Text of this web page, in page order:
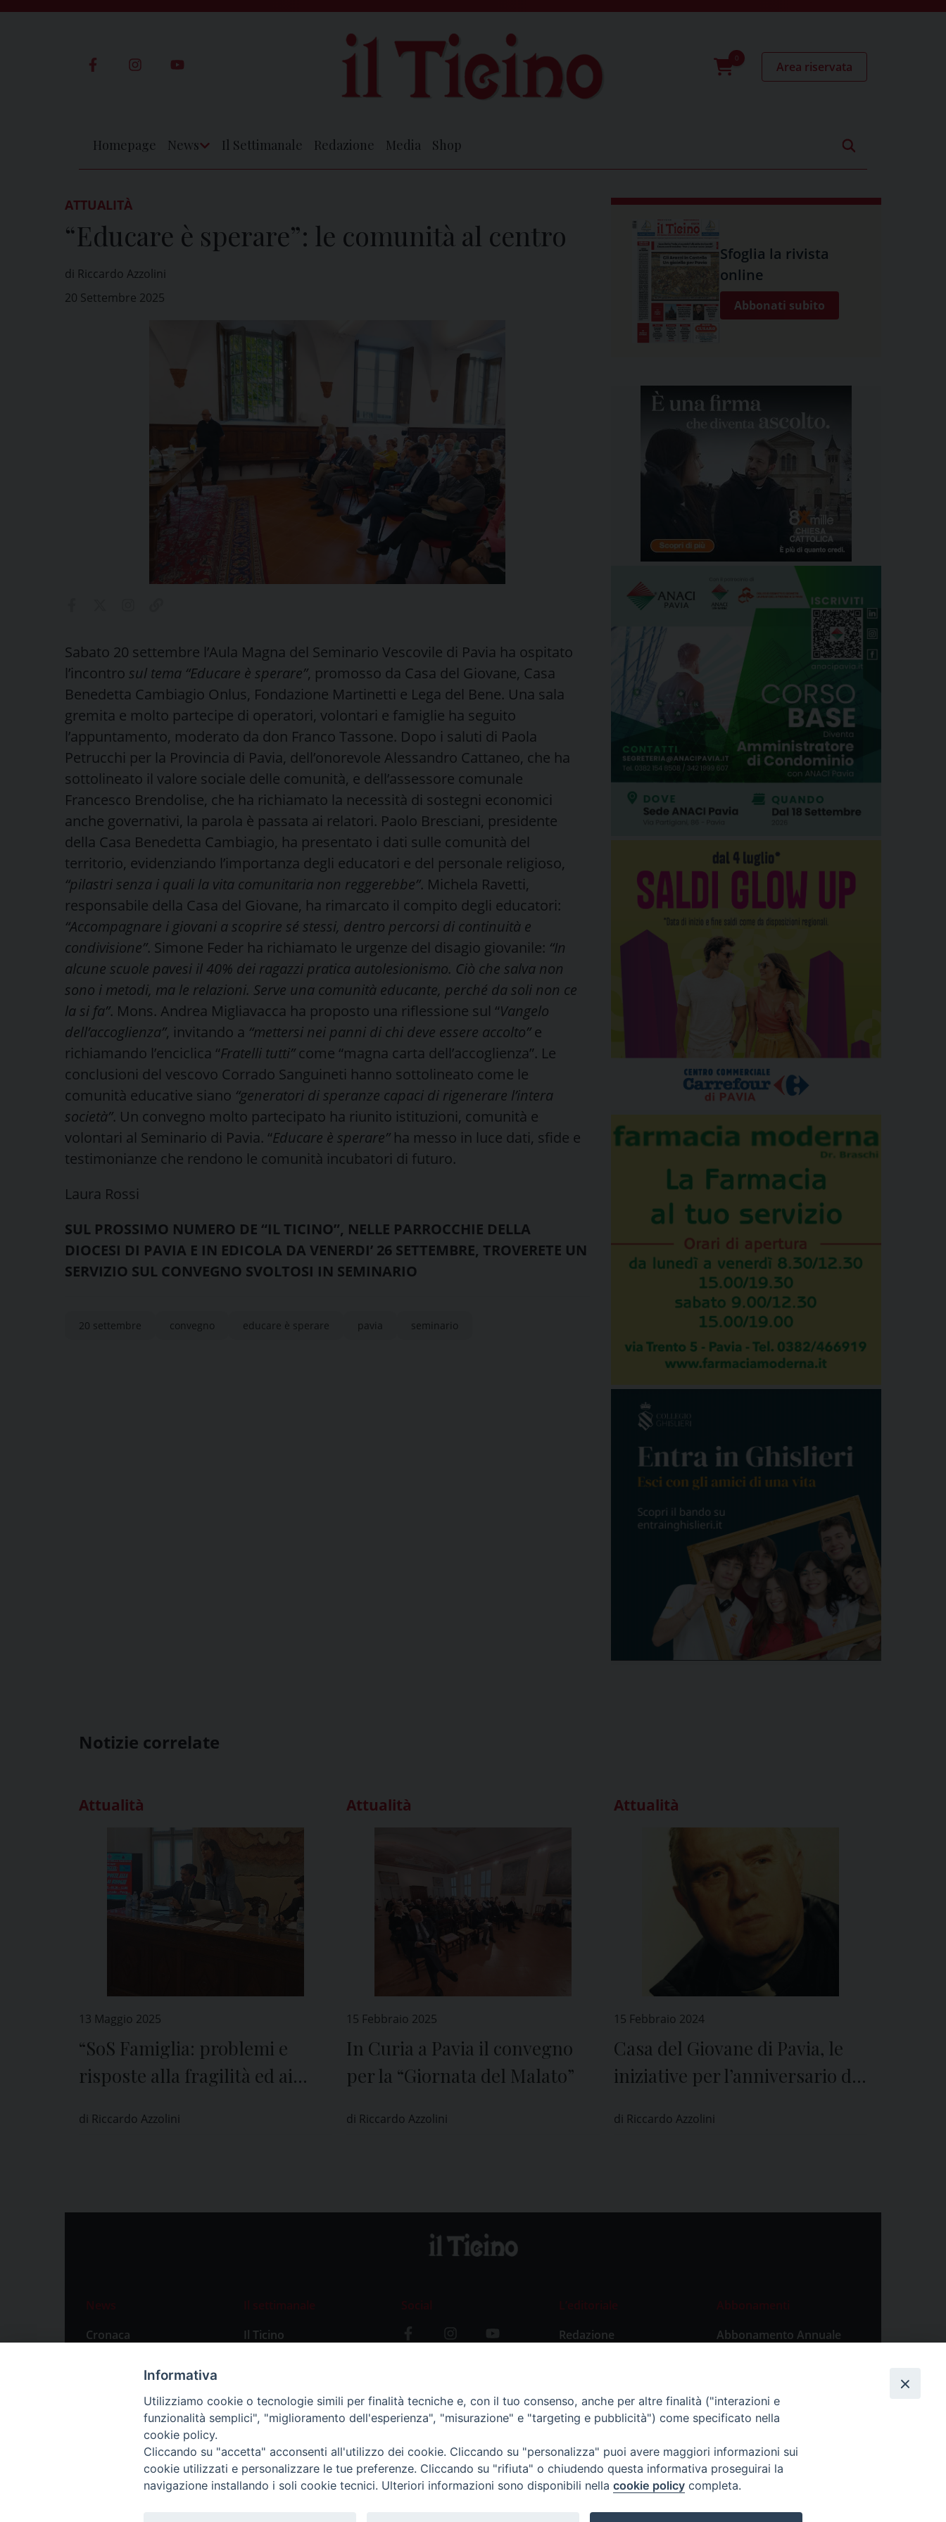
0
Area riservata
Homepage News Il Settimanale Redazione Media Shop
ATTUALITÀ
“Educare è sperare”: le comunità al centro
di Riccardo Azzolini
20 Settembre 2025
Sabato 20 settembre l’Aula Magna del Seminario Vescovile di Pavia ha ospitato
l’incontro sul tema “Educare è sperare”, promosso da Casa del Giovane, Casa
Benedetta Cambiagio Onlus, Fondazione Martinetti e Lega del Bene. Una sala
gremita e molto partecipe di operatori, volontari e famiglie ha seguito
l’appuntamento, moderato da don Franco Tassone. Dopo i saluti di Paola
Petrucchi per la Provincia di Pavia, dell’onorevole Alessandro Cattaneo, che ha
sottolineato il valore sociale delle comunità, e dell’assessore comunale
Francesco Brendolise, che ha richiamato la necessità di sostegni economici
anche governativi, la parola è passata ai relatori. Paolo Bresciani, presidente
della Casa Benedetta Cambiagio, ha presentato i dati sulle comunità del
territorio, evidenziando l’importanza degli educatori e del personale religioso,
“pilastri senza i quali la vita comunitaria non reggerebbe”. Michela Ravetti,
responsabile della Casa del Giovane, ha rimarcato il compito degli educatori:
“Accompagnare i giovani a scoprire sé stessi, dentro percorsi di continuità e
condivisione”. Simone Feder ha richiamato le urgenze del disagio giovanile: “In
alcune scuole pavesi il 40% dei ragazzi pratica autolesionismo. Ciò che salva non
sono i metodi, ma le relazioni. Serve una comunità educante, perché da soli non ce
la si fa”. Mons. Andrea Migliavacca ha proposto una riflessione sul “Vangelo
dell’accoglienza”, invitando a “mettersi nei panni di chi deve essere accolto”e
richiamando l’enciclica “Fratelli tutti”come “magna carta dell’accoglienza”. Le
conclusioni del vescovo Corrado Sanguineti hanno sottolineato come le
comunità educative siano “generatori di speranze capaci di rigenerare l’intera
società”. Un convegno molto partecipato ha riunito istituzioni, comunità e
volontari al Seminario di Pavia. “Educare è sperare”ha messo in luce dati, sfide e
testimonianze che rendono le comunità incubatori di futuro.
Laura Rossi
SUL PROSSIMO NUMERO DE “IL TICINO”, NELLE PARROCCHIE DELLA
DIOCESI DI PAVIA E IN EDICOLA DA VENERDI’ 26 SETTEMBRE, TROVERETE UN
SERVIZIO SUL CONVEGNO SVOLTOSI IN SEMINARIO
20 settembre convegno educare è sperare pavia seminario
Sfoglia la rivista
online
Abbonati subito
Notizie correlate
Attualità
13 Maggio 2025
“SoS Famiglia: problemi e
risposte alla fragilità ed ai
di Riccardo Azzolini
Attualità
15 Febbraio 2025
In Curia a Pavia il convegno
per la “Giornata del Malato”
di Riccardo Azzolini
Attualità
15 Febbraio 2024
Casa del Giovane di Pavia, le
iniziative per l’anniversario di
di Riccardo Azzolini
News
Cronaca
Primo Piano
Il settimanale
Il Ticino
Social
L’editoriale
Redazione
Abbonamenti
Abbonamento Annuale
Abbonamento Singola
Informativa
Utilizziamo cookie o tecnologie simili per finalità tecniche e, con il tuo consenso, anche per altre finalità ("interazioni e
funzionalità semplici", "miglioramento dell'esperienza", "misurazione" e "targeting e pubblicità") come specificato nella
cookie policy.
Cliccando su "accetta" acconsenti all'utilizzo dei cookie. Cliccando su "personalizza" puoi avere maggiori informazioni sui
cookie utilizzati e personalizzare le tue preferenze. Cliccando su "rifiuta" o chiudendo questa informativa proseguirai la
navigazione installando i soli cookie tecnici. Ulteriori informazioni sono disponibili nella cookie policy completa.